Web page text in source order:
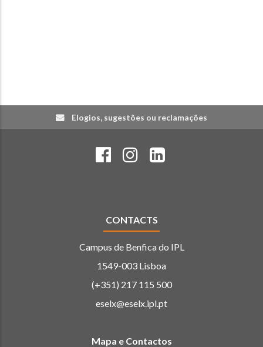
Elogios, sugestões ou reclamações
CONTACTS
Campus de Benfica do IPL
1549-003 Lisboa
(+351) 217 115 500
eselx@eselx.ipl.pt
Mapa e Contactos